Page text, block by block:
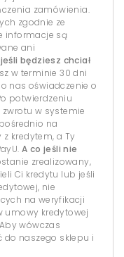
zamówienia.
zgodnie ze
informacje są
ani
będziesz chciał
w terminie 30 dni
nas oświadczenie o
potwierdzeniu
w systemie
na
kredytem, a Ty
A co jeśli nie
zrealizowany,
Ci kredytu lub jeśli
nie
na weryfikacji
umowy kredytowej
wówczas
do naszego sklepu i